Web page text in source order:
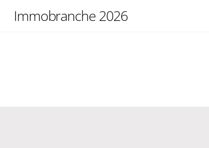
Immobranche 2026